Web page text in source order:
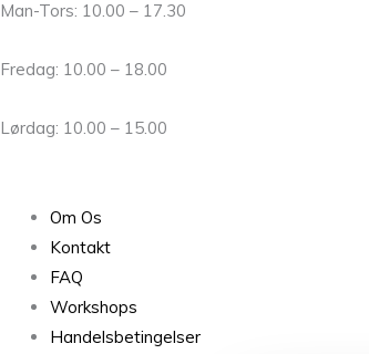
Man-Tors: 10.00 – 17.30
Fredag: 10.00 – 18.00
Lørdag: 10.00 – 15.00
Om Os
Kontakt
FAQ
Workshops
Handelsbetingelser